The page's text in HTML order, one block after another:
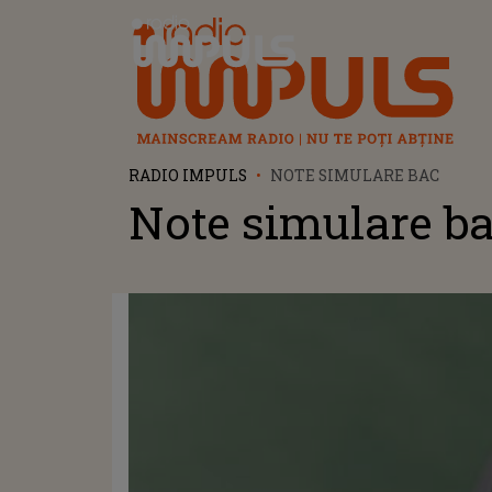
Radio Impuls
RADIO IMPULS NOTE SIMULARE BAC
Note simulare